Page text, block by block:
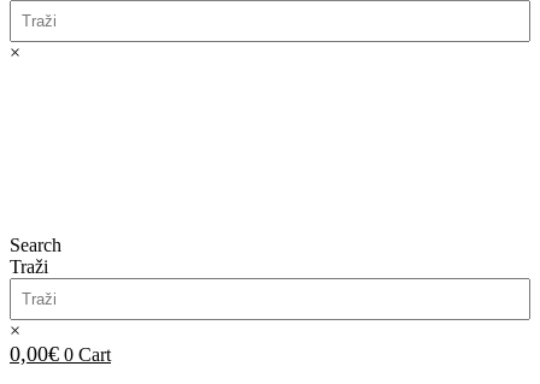
×
Search
Traži
×
0,00€ 0 Cart